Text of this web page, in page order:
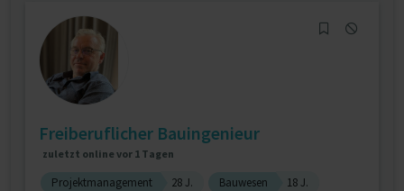
Freiberuflicher Bauingenieur
zuletzt online vor 1 Tagen
Projektmanagement 28 J. Bauwesen
18 J.